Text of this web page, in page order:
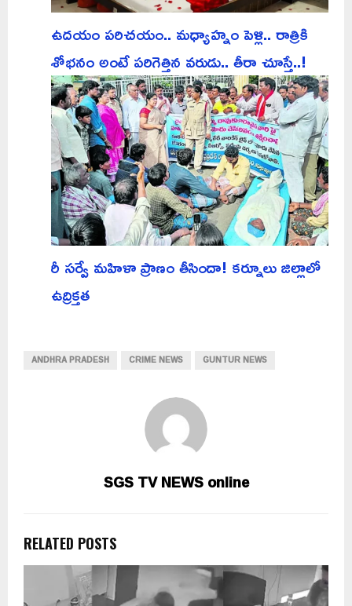
ఉదయం పరిచయం.. మధ్యాహ్నం పెళ్లి.. రాత్రికి
శోభనం అంటే పరిగెత్తిన వరుడు.. తీరా చూస్తే..!
రీ సర్వే మహిళా ప్రాణం తీసిందా! కర్నూలు జిల్లాలో
ఉద్రిక్తత
ANDHRA PRADESH CRIME NEWS GUNTUR NEWS
SGS TV NEWS online
RELATED POSTS